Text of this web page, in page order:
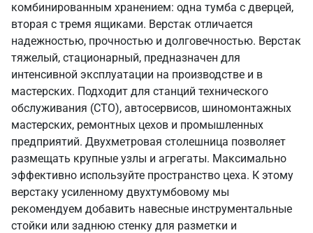
комбинированным хранением: одна тумба с дверцей,
вторая с тремя ящиками. Верстак отличается
надежностью, прочностью и долговечностью. Верстак
тяжелый, стационарный, предназначен для
интенсивной эксплуатации на производстве и в
мастерских. Подходит для станций технического
обслуживания (СТО), автосервисов, шиномонтажных
мастерских, ремонтных цехов и промышленных
предприятий. Двухметровая столешница позволяет
размещать крупные узлы и агрегаты. Максимально
эффективно используйте пространство цеха. К этому
верстаку усиленному двухтумбовому мы
рекомендуем добавить навесные инструментальные
стойки или заднюю стенку для разметки и